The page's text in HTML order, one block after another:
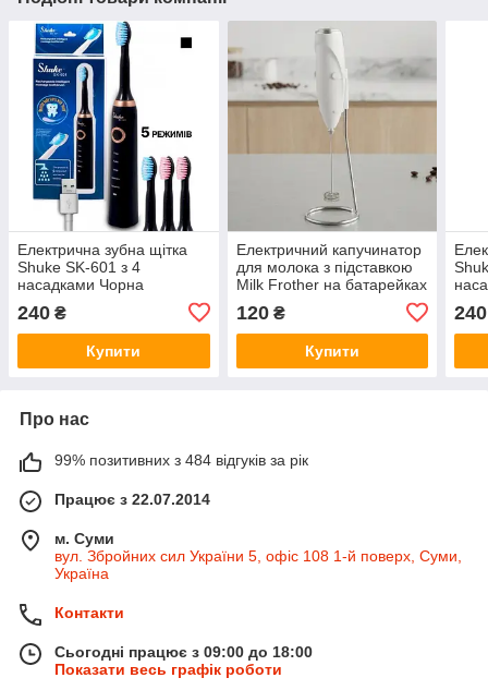
Електрична зубна щітка
Shuke SK-601 з 4
насадками Чорна
240 ₴
Купити
Електричний капучинатор
для молока з підставкою
Milk Frother на батарейках
120₴
Купити
240
Про нас
99% позитивних з 484 відгуків за рік
Працює з 22.07.2014
м. Суми
вул. Збройних сил України 5, офіс 108 1-й поверх, Суми,
Україна
Контакти
Сьогодні працює з 09:00 до 18:00
Показати весь графік роботи